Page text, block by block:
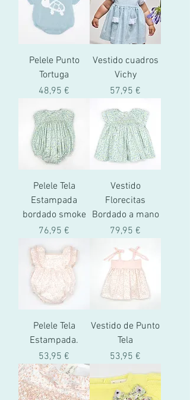
Pelele Punto
Tortuga
Prix
48,95 €
Vestido cuadros
Vichy
Prix
57,95 €
Pelele Tela
Estampada
bordado smoke
Prix
76,95 €
Vestido
Florecitas
Bordado a mano
Prix
79,95 €
Pelele Tela
Estampada.
Prix
53,95 €
Vestido de Punto
Tela
Prix
53,95 €